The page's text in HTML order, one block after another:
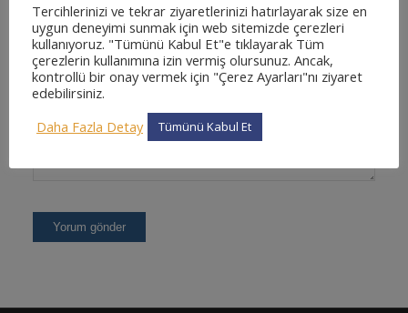
Tercihlerinizi ve tekrar ziyaretlerinizi hatırlayarak size en
uygun deneyimi sunmak için web sitemizde çerezleri
kullanıyoruz. "Tümünü Kabul Et"e tıklayarak Tüm
çerezlerin kullanımına izin vermiş olursunuz. Ancak,
kontrollü bir onay vermek için "Çerez Ayarları"nı ziyaret
edebilirsiniz.
Daha Fazla Detay
Tümünü Kabul Et